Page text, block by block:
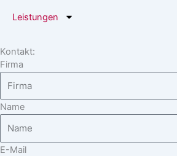
Leistungen
Kontakt:
Firma
Name
E-Mail